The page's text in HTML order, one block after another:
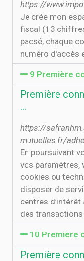
https://
Je crée mon
fiscal (13
pacsé, chaque
numéro d'accès
9 Première
Première
…
https://
mutuelles.fr/
En poursuivant
vos paramètres,
cookies ou
disposer de
centres
des
10 Première
Première